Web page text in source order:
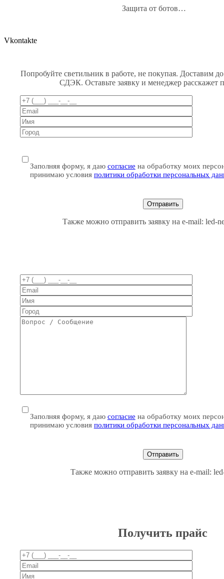
Защита от ботов…
Vkontakte
Попробуйте светильник в работе, не покупая. Доставим
СДЭК. Оставьте заявку и менеджер расскажет
Заполняя форму, я даю согласие на обработку моих
принимаю условия политики обработки персональных
Также можно отправить заявку на e-mail: led-
Заполняя форму, я даю согласие на обработку моих
принимаю условия политики обработки персональных
Также можно отправить заявку на e-mail:
Получить прайс